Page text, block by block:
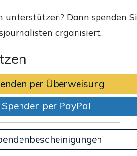
Dann spenden
organisiert.
per Überweisung
Spenden per PayPal